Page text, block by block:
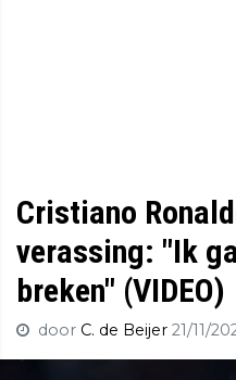
Cristiano
verassing: "Ik
breken" (VIDEO)
door C. de Beijer 21/11/